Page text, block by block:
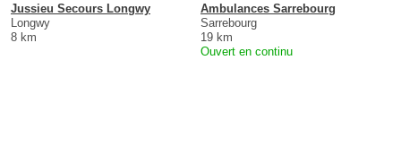
Jussieu Secours Longwy
Longwy
8 km
Ambulances Sarrebourg
Sarrebourg
19 km
Ouvert en continu